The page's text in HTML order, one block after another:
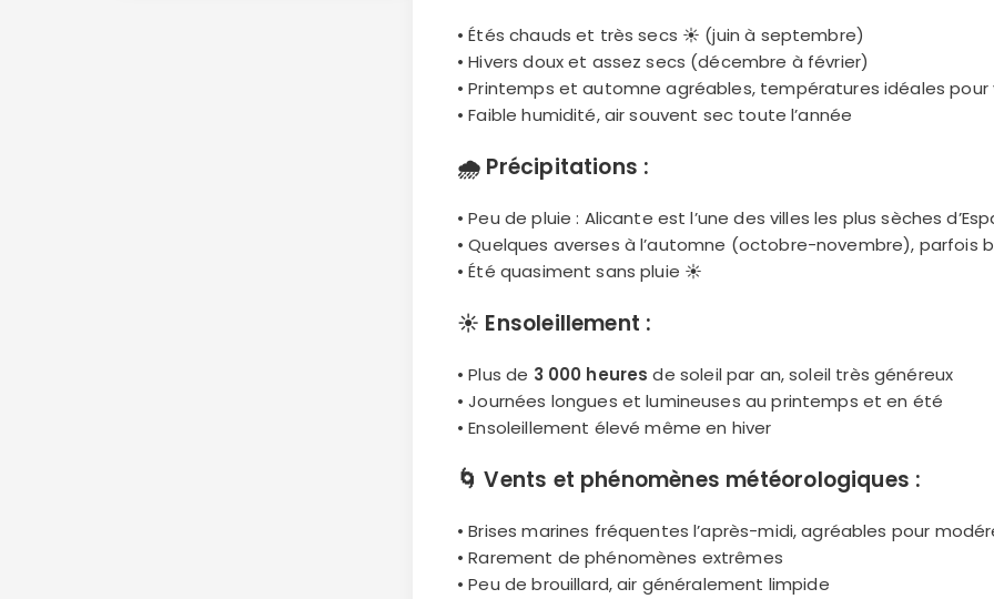
• Étés chauds et très secs ☀️ (juin à septembre)
• Hivers doux et assez secs (décembre à février)
• Printemps et automne agréables, températures idéales pour
• Faible humidité, air souvent sec toute l’année
🌧 Précipitations :
• Peu de pluie : Alicante est l’une des villes les plus sèches
• Quelques averses à l’automne (octobre-novembre), parfois
• Été quasiment sans pluie ☀️
☀️ Ensoleillement :
• Plus de 3 000 heures de soleil par an, soleil très généreux
• Journées longues et lumineuses au printemps et en été
• Ensoleillement élevé même en hiver
🌀Vents et phénomènes météorologiques :
• Brises marines fréquentes l’après-midi, agréables pour
• Rarement de phénomènes extrêmes
• Peu de brouillard, air généralement limpide